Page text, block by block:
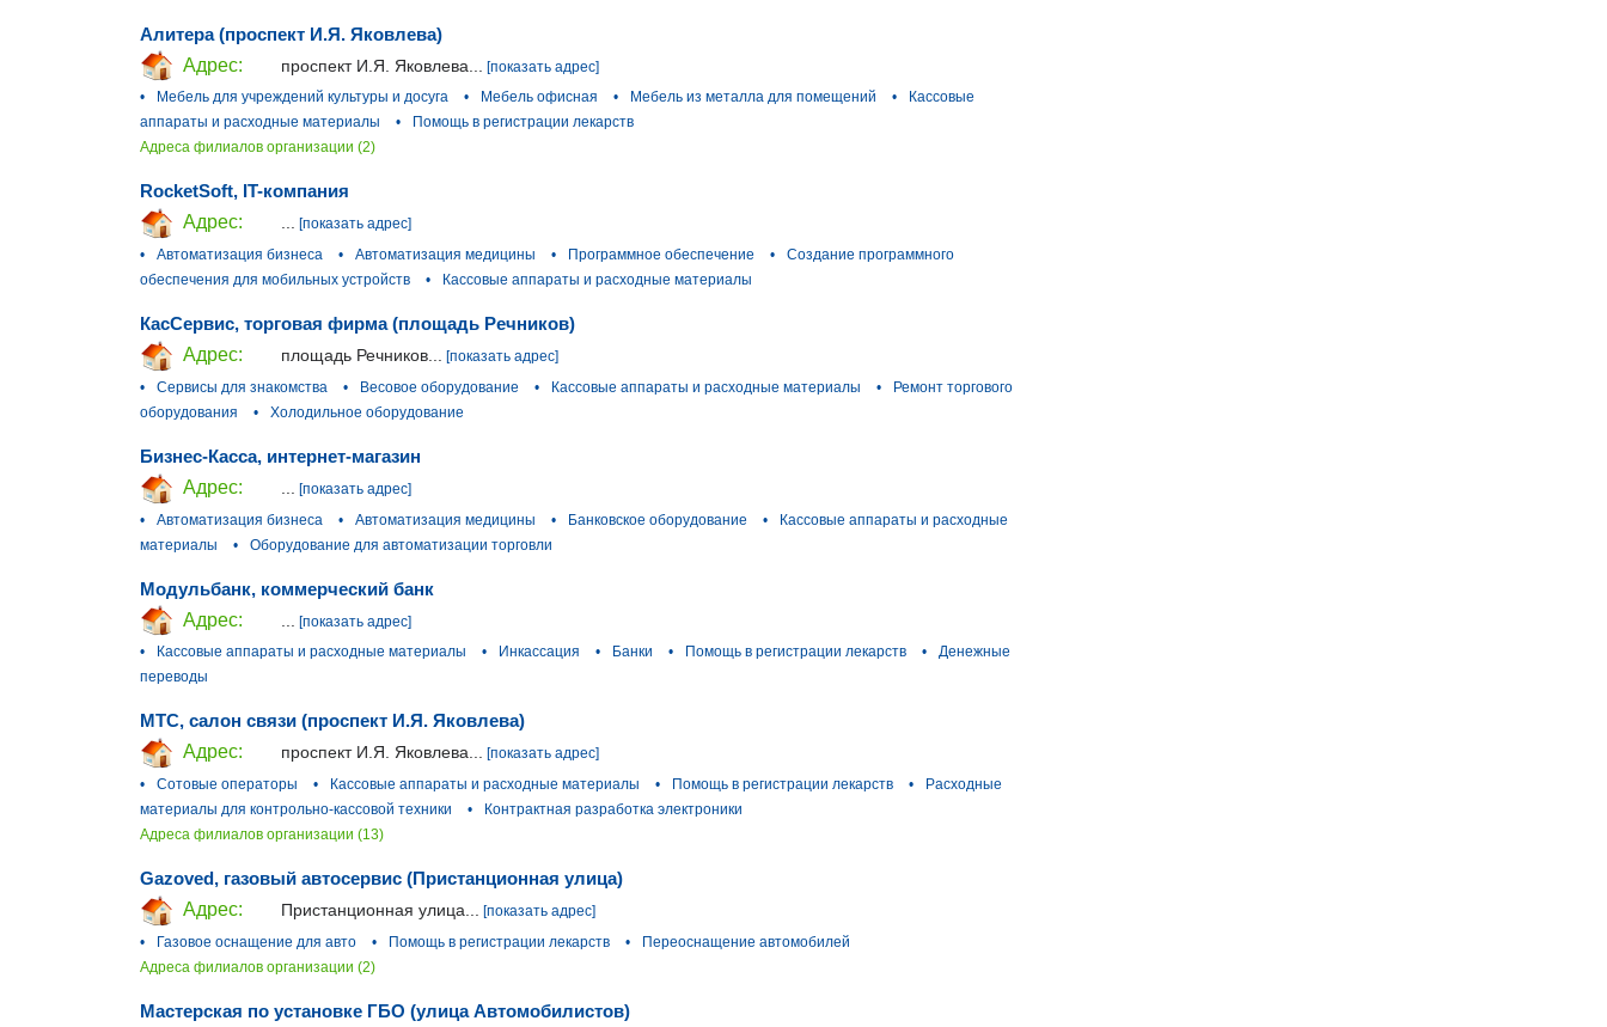
Алитера (проспект И.Я. Яковлева)
Адрес:
проспект И.Я. Яковлева...
[показать адрес]
•
Мебель для учреждений культуры и досуга • Мебель офисная • Мебель из металла для помещений •
Кассовые
аппараты и расходные материалы
•
Помощь в регистрации лекарств
Адреса филиалов организации (2)
RocketSoft, IT-компания
Адрес:
... [показать адрес]
•
Автоматизация бизнеса • Автоматизация медицины • Программное обеспечение •
Создание программного
обеспечения для мобильных устройств
• Кассовые аппараты и расходные материалы
КасСервис, торговая фирма (площадь Речников)
Адрес:
площадь Речников...
[показать адрес]
•
Сервисы для знакомства • Весовое оборудование • Кассовые аппараты и расходные материалы •
Ремонт торгового
оборудования
• Холодильное оборудование
Бизнес-Касса, интернет-магазин
Адрес:
[показать адрес]
•
Автоматизация бизнеса • Автоматизация медицины • Банковское оборудование •
Кассовые аппараты и расходные
материалы
• Оборудование для автоматизации торговли
Модульбанк, коммерческий банк
Адрес:
[показать адрес]
•
Кассовые аппараты и расходные материалы • Инкассация • Банки • Помощь в регистрации лекарств •
Денежные
переводы
МТС, салон связи (проспект И.Я. Яковлева)
Адрес:
проспект И.Я. Яковлева... [показать адрес]
•
Сотовые операторы • Кассовые аппараты и расходные материалы • Помощь в регистрации лекарств •
Расходные
материалы для контрольно-кассовой техники
•
Контрактная разработка электроники
Адреса филиалов организации (13)
Gazoved, газовый автосервис (Пристанционная улица)
Адрес:
Пристанционная улица...
[показать адрес]
•
Газовое оснащение для авто • Помощь в регистрации лекарств •
Переоснащение автомобилей
Адреса филиалов организации (2)
Мастерская по установке ГБО (улица Автомобилистов)